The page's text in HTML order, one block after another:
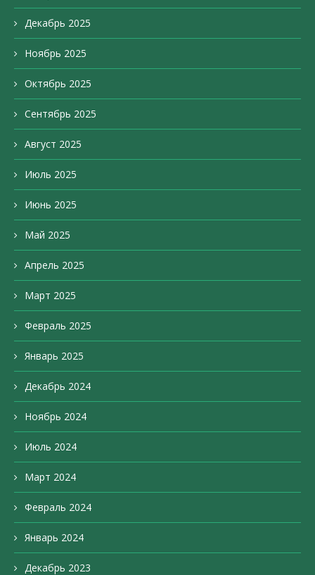
Декабрь 2025
Ноябрь 2025
Октябрь 2025
Сентябрь 2025
Август 2025
Июль 2025
Июнь 2025
Май 2025
Апрель 2025
Март 2025
Февраль 2025
Январь 2025
Декабрь 2024
Ноябрь 2024
Июль 2024
Март 2024
Февраль 2024
Январь 2024
Декабрь 2023